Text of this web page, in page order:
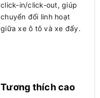
click-in/click-out, giúp
chuyển đổi linh hoạt
giữa xe ô tô và xe đẩy.
Tương thích cao